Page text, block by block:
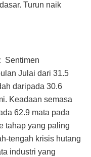
Turun naik
Sentimen
Julai dari 31.5
daripada 30.6
Keadaan semasa
62.9 mata pada
tahap yang paling
tengah krisis hutang
industri yang